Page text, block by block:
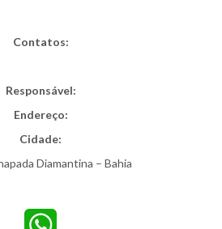
Contatos:
Responsável:
Endereço:
Cidade:
Diamantina – Bahia